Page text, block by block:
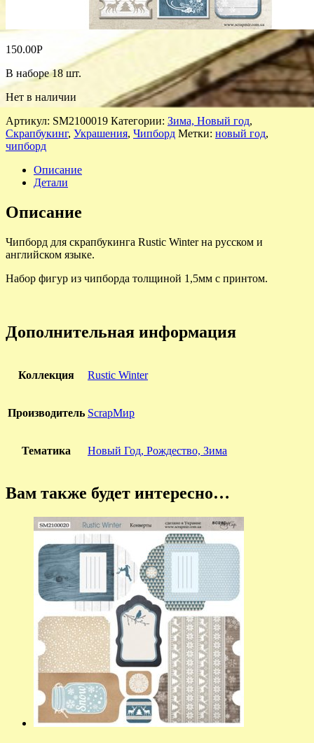
150.00Р
В наборе 18 шт.
Нет в наличии
Артикул: SM2100019 Категории: Зима, Новый год,
Скрапбукинг, Украшения, Чипборд Метки: новый год,
чипборд
Описание
Детали
Описание
Чипборд для скрапбукинга Rustic Winter на русском и
английском языке.
Набор фигур из чипборда толщиной 1,5мм с принтом.
Дополнительная информация
Коллекция Rustic Winter
Производитель ScrapМир
Тематика Новый Год, Рождество, Зима
Вам также будет интересно…